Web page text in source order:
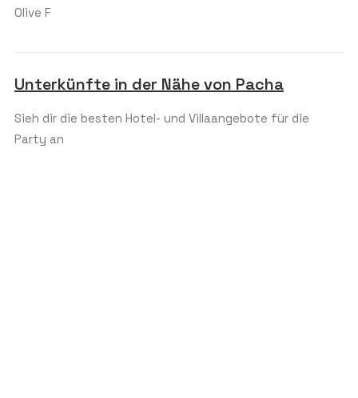
Olive F
Unterkünfte in der Nähe von Pacha
Sieh dir die besten Hotel- und Villaangebote für die
Party an